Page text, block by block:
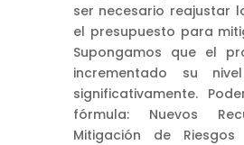
ser necesario reajustar
el presupuesto para
Supongamos que el
incrementado su
significativamente.
fórmula: Nuevos
Mitigación de